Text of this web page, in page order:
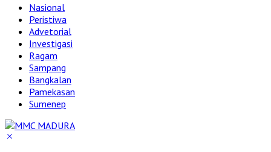
Nasional
Peristiwa
Advetorial
Investigasi
Ragam
Sampang
Bangkalan
Pamekasan
Sumenep